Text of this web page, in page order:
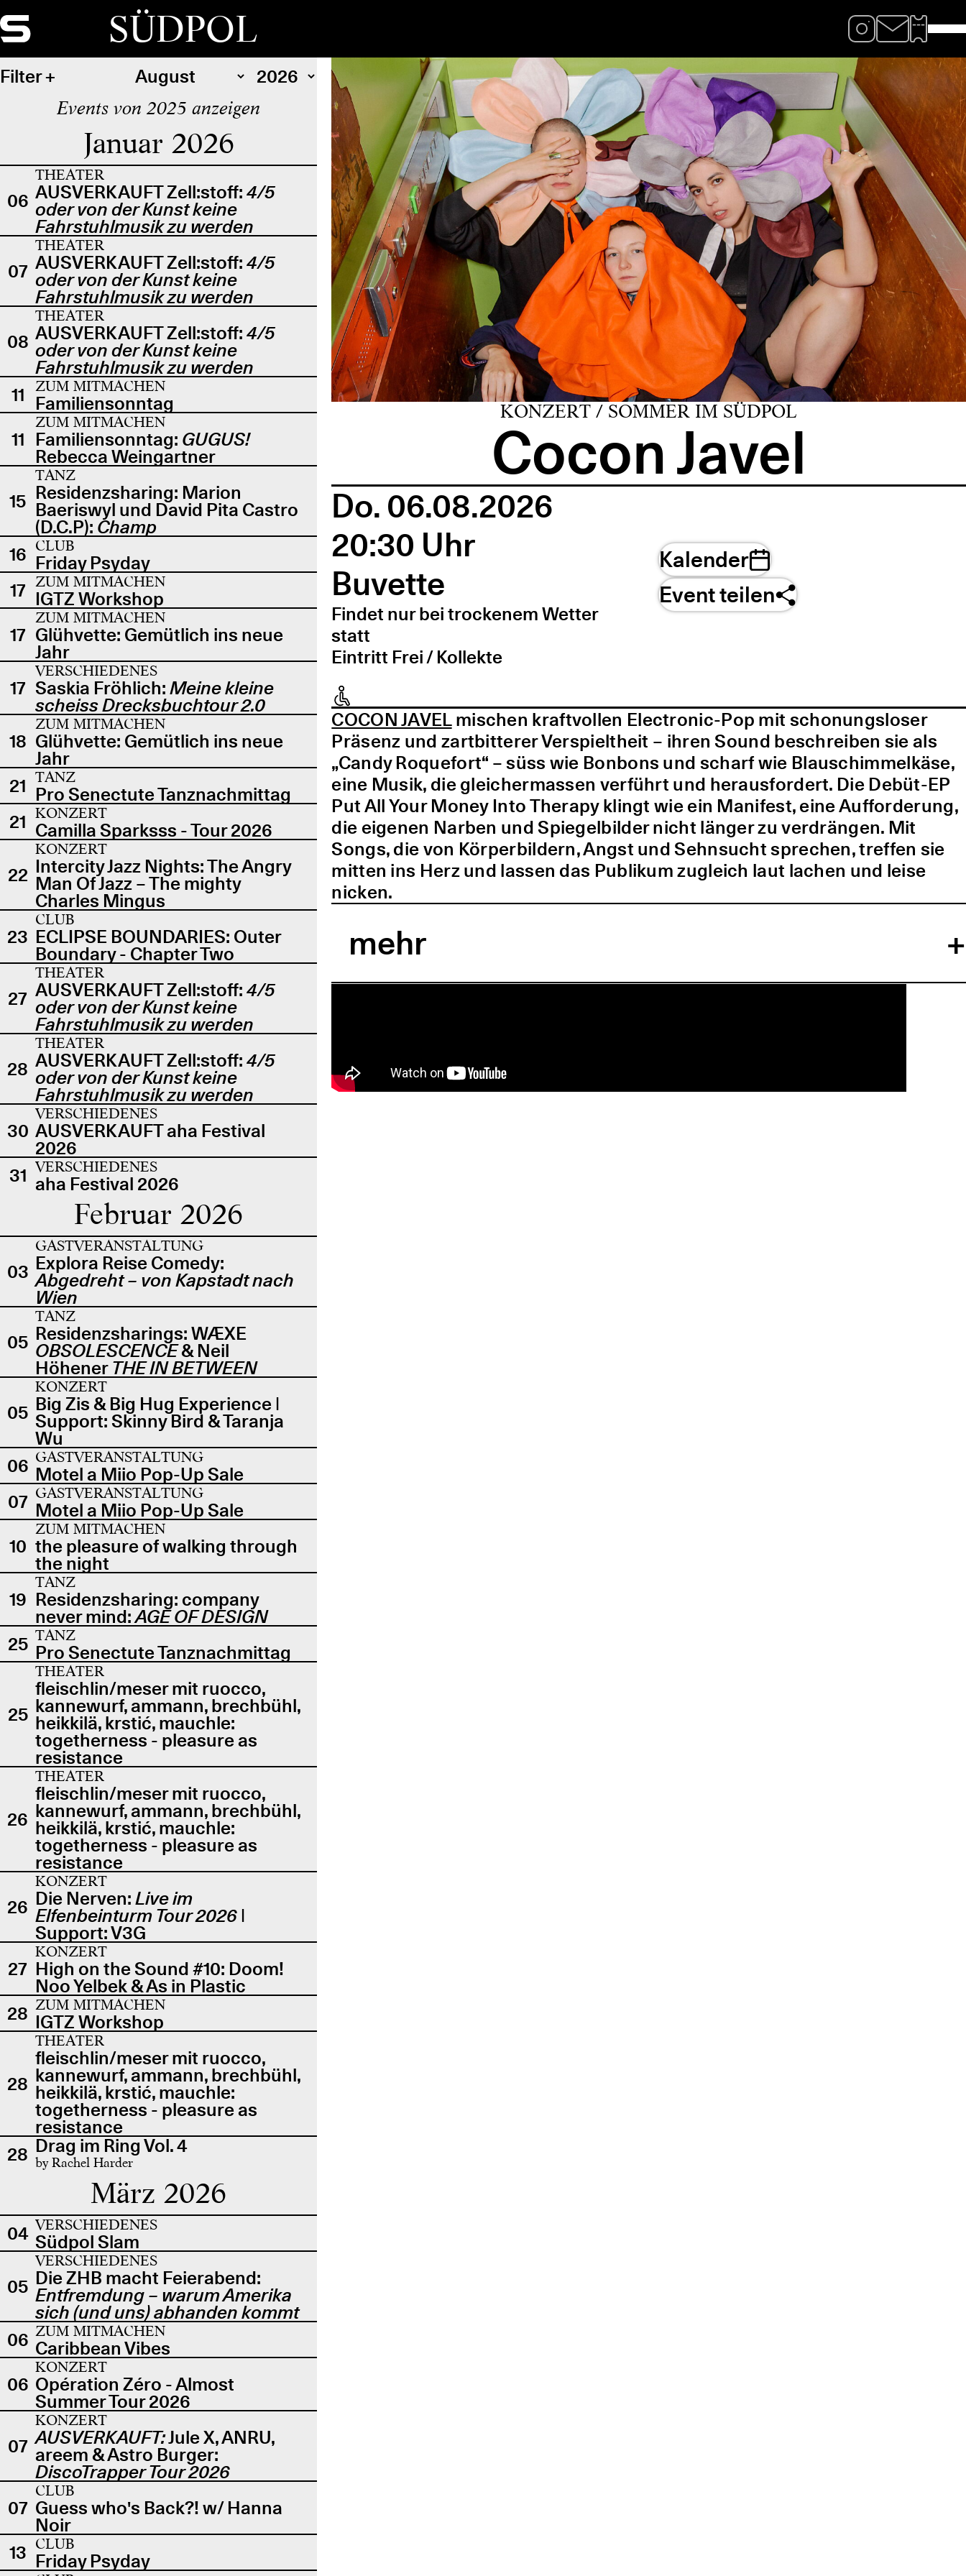
SÜDPOL
Filter
Events von 2025 anzeigen
Januar 2026
06
THEATER
AUSVERKAUFT Zell:stoff: 4/5
oder von der Kunst keine
Fahrstuhlmusik zu werden
07
THEATER
AUSVERKAUFT Zell:stoff: 4/5
oder von der Kunst keine
Fahrstuhlmusik zu werden
08
THEATER
AUSVERKAUFT Zell:stoff: 4/5
oder von der Kunst keine
Fahrstuhlmusik zu werden
11
ZUM MITMACHEN
Familiensonntag
11
ZUM MITMACHEN
Familiensonntag: GUGUS!
Rebecca Weingartner
15
TANZ
Residenzsharing: Marion
Baeriswyl und David Pita Castro
(D.C.P): Champ
16 CLUB
Friday Psyday
17 ZUM MITMACHEN
IGTZ Workshop
17
ZUM MITMACHEN
Glühvette: Gemütlich ins neue
Jahr
17
VERSCHIEDENES
Saskia Fröhlich: Meine kleine
scheiss Drecksbuchtour 2.0
18
ZUM MITMACHEN
Glühvette: Gemütlich ins neue
Jahr
21 TANZ
Pro Senectute Tanznachmittag
21 KONZERT
Camilla Sparksss - Tour 2026
22
KONZERT
Intercity Jazz Nights: The Angry
Man Of Jazz – The mighty
Charles Mingus
23
CLUB
ECLIPSE BOUNDARIES: Outer
Boundary - Chapter Two
27
THEATER
AUSVERKAUFT Zell:stoff: 4/5
oder von der Kunst keine
Fahrstuhlmusik zu werden
28
THEATER
AUSVERKAUFT Zell:stoff: 4/5
oder von der Kunst keine
Fahrstuhlmusik zu werden
30
VERSCHIEDENES
AUSVERKAUFT aha Festival
2026
31 VERSCHIEDENES
aha Festival 2026
Februar 2026
03
GASTVERANSTALTUNG
Explora Reise Comedy:
Abgedreht – von Kapstadt nach
Wien
05
TANZ
Residenzsharings: WÆXE
OBSOLESCENCE& Neil
Höhener THE IN BETWEEN
05
KONZERT
Big Zis & Big Hug Experience |
Support: Skinny Bird & Taranja
Wu
06 GASTVERANSTALTUNG
Motel a Miio Pop-Up Sale
07 GASTVERANSTALTUNG
Motel a Miio Pop-Up Sale
10
ZUM MITMACHEN
the pleasure of walking through
the night
19
TANZ
Residenzsharing: company
never mind:AGE OF DESIGN
25 TANZ
Pro Senectute Tanznachmittag
25
THEATER
fleischlin/meser mit ruocco,
kannewurf, ammann, brechbühl,
heikkilä, krstić, mauchle:
togetherness - pleasure as
resistance
26
THEATER
fleischlin/meser mit ruocco,
kannewurf, ammann, brechbühl,
heikkilä, krstić, mauchle:
togetherness - pleasure as
resistance
26
KONZERT
Die Nerven:Live im
Elfenbeinturm Tour 2026 |
Support: V3G
27
KONZERT
High on the Sound #10: Doom!
Noo Yelbek & As in Plastic
28 ZUM MITMACHEN
IGTZ Workshop
28
THEATER
fleischlin/meser mit ruocco,
kannewurf, ammann, brechbühl,
heikkilä, krstić, mauchle:
togetherness - pleasure as
resistance
28 Drag im Ring Vol. 4
by Rachel Harder
März 2026
04 VERSCHIEDENES
Südpol Slam
05
VERSCHIEDENES
Die ZHB macht Feierabend:
Entfremdung – warum Amerika
sich (und uns) abhanden kommt
06 ZUM MITMACHEN
Caribbean Vibes
06
KONZERT
Opération Zéro - Almost
Summer Tour 2026
07
KONZERT
AUSVERKAUFT:Jule X, ANRU,
areem & Astro Burger:
DiscoTrapper Tour 2026
07
CLUB
Guess who's Back?! w/ Hanna
Noir
13 CLUB
Friday Psyday
KONZERT / SOMMER IM SÜDPOL
Cocon Javel
Do. 06.08.2026
20:30 Uhr
Buvette
Findet nur bei trockenem Wetter
statt
Eintritt Frei / Kollekte
Kalender
Event teilen
COCON JAVELmischen kraftvollen Electronic-Pop mit schonungsloser
Präsenz und zartbitterer Verspieltheit – ihren Sound beschreiben sie als
„Candy Roquefort“ – süss wie Bonbons und scharf wie Blauschimmelkäse,
eine Musik, die gleichermassen verführt und herausfordert. Die Debüt-EP
Put All Your Money Into Therapy klingt wie ein Manifest, eine Aufforderung,
die eigenen Narben und Spiegelbilder nicht länger zu verdrängen. Mit
Songs, die von Körperbildern, Angst und Sehnsucht sprechen, treffen sie
mitten ins Herz und lassen das Publikum zugleich laut lachen und leise
nicken.
mehr